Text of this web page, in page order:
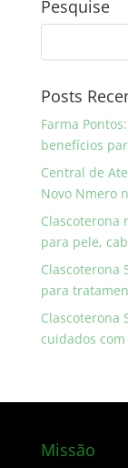
Pesquise
Posts
Farma
benefícios
Central de
Novo Nmero
Clascoterona
para pele,
Clascoterona
para
Clascoterona
cuidados
Missão